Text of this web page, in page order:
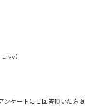
）
ンケートにご回答頂いた方限